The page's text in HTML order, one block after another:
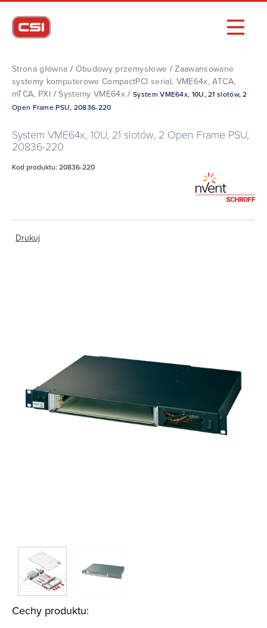
Strona główna / Obudowy przemysłowe /Zaawansowane
systemy komputerowe CompactPCI serial, VME64x, ATCA,
mTCA, PXI /Systemy VME64x /System VME64x, 10U, 21 slotów, 2
Open Frame PSU, 20836-220
System VME64x, 10U, 21 slotów, 2 Open Frame PSU,
20836-220
Kod produktu: 20836-220
Drukuj
Cechy produktu: